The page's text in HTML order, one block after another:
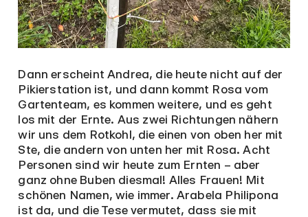
Dann erscheint Andrea, die heute nicht auf der
Pikierstation ist, und dann kommt Rosa vom
Gartenteam, es kommen weitere, und es geht
los mit der Ernte. Aus zwei Richtungen nähern
wir uns dem Rotkohl, die einen von oben her mit
Ste, die andern von unten her mit Rosa. Acht
Personen sind wir heute zum Ernten – aber
ganz ohne Buben diesmal! Alles Frauen! Mit
schönen Namen, wie immer. Arabela Philipona
ist da, und die Tese vermutet, dass sie mit